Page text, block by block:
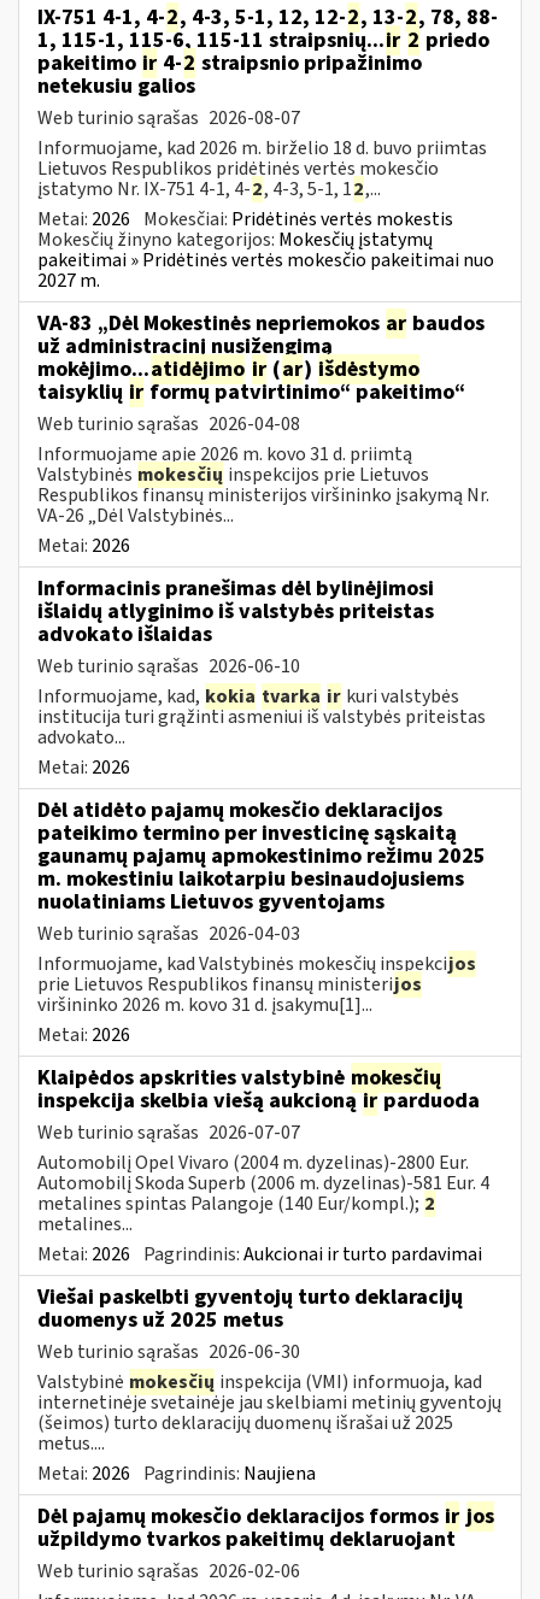
IX-751 4-1, 4-2, 4-3, 5-1, 12, 12-2, 13-2, 78, 88-
1, 115-1, 115-6, 115-11 straipsnių...ir 2 priedo
pakeitimo ir 4-2 straipsnio pripažinimo
netekusiu galios
Web turinio sąrašas 2026-08-07
Informuojame, kad 2026 m. birželio 18 d. buvo priimtas
Lietuvos Respublikos pridėtinės vertės mokesčio
įstatymo Nr. IX-751 4-1, 4-2, 4-3, 5-1, 12,...
Metai: 2026 Mokesčiai: Pridėtinės vertės mokestis
Mokesčių žinyno kategorijos: Mokesčių įstatymų
pakeitimai » Pridėtinės vertės mokesčio pakeitimai nuo
2027 m.
VA-83 „Dėl Mokestinės nepriemokos ar baudos
už administracinį nusižengimą
mokėjimo...atidėjimo ir (ar) išdėstymo
taisyklių ir formų patvirtinimo“ pakeitimo“
Web turinio sąrašas 2026-04-08
Informuojame apie 2026 m. kovo 31 d. priimtą
Valstybinės mokesčių inspekcijos prie Lietuvos
Respublikos finansų ministerijos viršininko įsakymą Nr.
VA-26 „Dėl Valstybinės...
Metai: 2026
Informacinis pranešimas dėl bylinėjimosi
išlaidų atlyginimo iš valstybės priteistas
advokato išlaidas
Web turinio sąrašas 2026-06-10
Informuojame, kad, kokia tvarka ir kuri valstybės
institucija turi grąžinti asmeniui iš valstybės priteistas
advokato...
Metai: 2026
Dėl atidėto pajamų mokesčio deklaracijos
pateikimo termino per investicinę sąskaitą
gaunamų pajamų apmokestinimo režimu 2025
m. mokestiniu laikotarpiu besinaudojusiems
nuolatiniams Lietuvos gyventojams
Web turinio sąrašas 2026-04-03
Informuojame, kad Valstybinės mokesčių inspekcijos
prie Lietuvos Respublikos finansų ministerijos
viršininko 2026 m. kovo 31 d. įsakymu[1]...
Metai: 2026
Klaipėdos apskrities valstybinė mokesčių
inspekcija skelbia viešą aukcionąirparduoda
Web turinio sąrašas 2026-07-07
Automobilį Opel Vivaro (2004 m. dyzelinas)-2800 Eur.
Automobilį Skoda Superb (2006 m. dyzelinas)-581 Eur. 4
metalines spintas Palangoje (140 Eur/kompl.); 2
metalines...
Metai: 2026 Pagrindinis:Aukcionai ir turto pardavimai
Viešai paskelbti gyventojų turto deklaracijų
duomenys už 2025 metus
Web turinio sąrašas 2026-06-30
Valstybinė mokesčių inspekcija (VMI) informuoja, kad
internetinėje svetainėje jau skelbiami metinių gyventojų
(šeimos) turto deklaracijų duomenų išrašai už 2025
metus....
Metai: 2026 Pagrindinis: Naujiena
Dėl pajamų mokesčio deklaracijos formos ir jos
užpildymo tvarkos pakeitimų deklaruojant
Web turinio sąrašas 2026-02-06